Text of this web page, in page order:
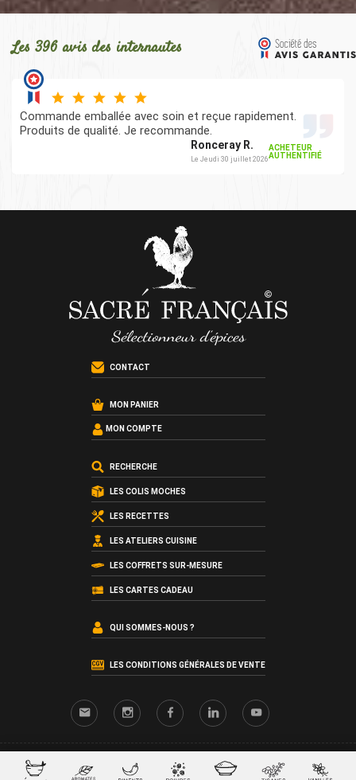
Les 396 avis des internautes
Commande emballée avec soin et reçue rapidement.
Produits de qualité. Je recommande.
Ronceray R.
Le Jeudi 30 juillet 2026
ACHETEUR
AUTHENTIFIÉ
CONTACT
MON PANIER
MON COMPTE
RECHERCHE
LES COLIS MOCHES
LES RECETTES
LES ATELIERS CUISINE
LES COFFRETS SUR-MESURE
LES CARTES CADEAU
QUI SOMMES-NOUS ?
LES CONDITIONS GÉNÉRALES DE VENTE
© 2026 SacreFrancais.fr créé avec parLa chose verte